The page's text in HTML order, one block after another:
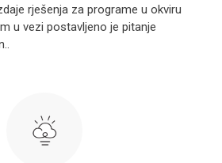
rješenja za programe u okviru
u vezi postavljeno je pitanje